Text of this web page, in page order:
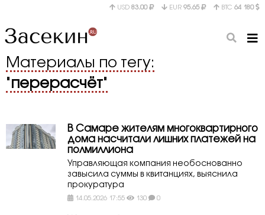
USD 83.00 EUR 95.65 BTC 64 180
Материалы по тегу:
"перерасчёт"
В Самаре жителям многоквартирного
дома насчитали лишних платежей на
полмиллиона
Управляющая компания необоснованно
завысила суммы в квитанциях, выяснила
прокуратура
14.05.2026 17:55 130 0